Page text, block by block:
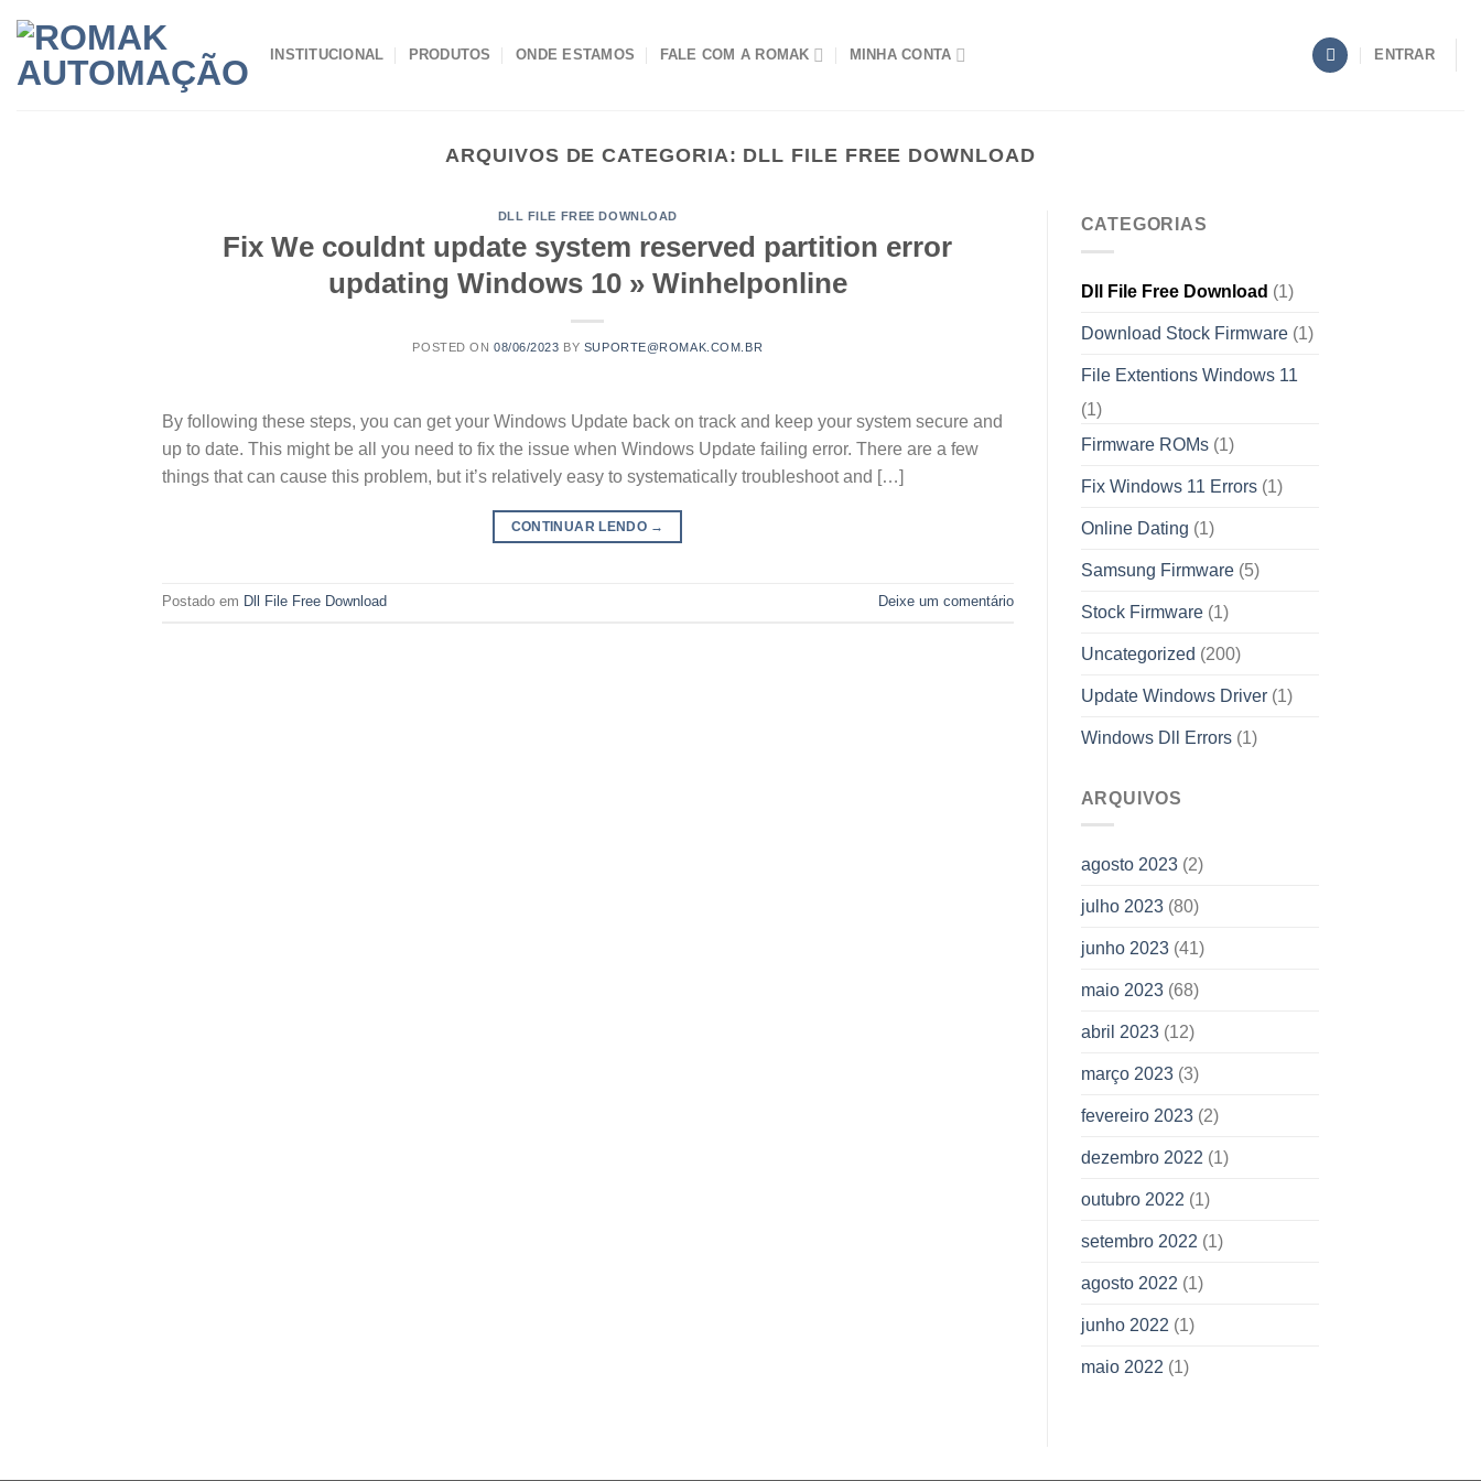
content
INSTITUCIONAL PRODUTOS ONDE ESTAMOS FALE COM A ROMAK MINHA CONTA ENTRAR
ARQUIVOS DE CATEGORIA: DLL FILE FREE DOWNLOAD
DLL FILE FREE DOWNLOAD
Fix We couldnt update system reserved partition error
updating Windows 10 » Winhelponline
POSTED ON08/06/2023 BY SUPORTE@ROMAK.COM.BR
By following these steps, you can get your Windows Update back on track and keep your system secure and
up to date. This might be all you need to fix the issue when Windows Update failing error. There are a few
things that can cause this problem, but it’s relatively easy to systematically troubleshoot and […]
CONTINUAR LENDO →
Postado em Dll File Free Download Deixe um comentário
CATEGORIAS
Dll File Free Download (1)
Download Stock Firmware(1)
File Extentions Windows 11
(1)
Firmware ROMs(1)
Fix Windows 11 Errors(1)
Online Dating (1)
Samsung Firmware(5)
Stock Firmware(1)
Uncategorized (200)
Update Windows Driver(1)
Windows Dll Errors(1)
ARQUIVOS
agosto 2023(2)
julho 2023(80)
junho 2023(41)
maio 2023(68)
abril 2023(12)
março 2023(3)
fevereiro 2023(2)
dezembro 2022 (1)
outubro 2022 (1)
setembro 2022 (1)
agosto 2022 (1)
junho 2022 (1)
maio 2022 (1)